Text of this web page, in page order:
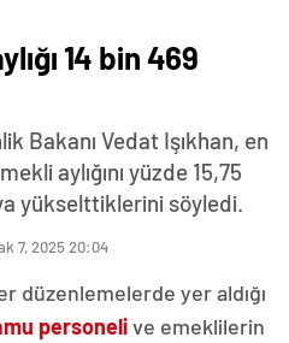
14 bin 469
Bakanı Vedat Işıkhan, en
aylığını yüzde 15,75
yükselttiklerini söyledi.
7, 2025 20:04
düzenlemelerde yer aldığı
personelive emeklilerin